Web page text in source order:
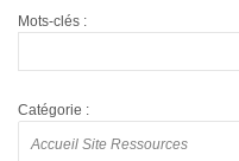
Fonds documentaire
Mots-clés :
Catégorie :
Accueil Site Ressources